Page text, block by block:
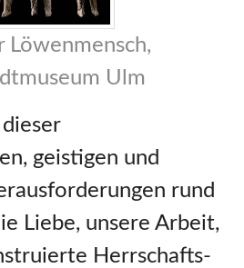
Löwenmensch,
Ulm
geistigen und
rund
Liebe, unsere Arbeit,
Herrschafts-